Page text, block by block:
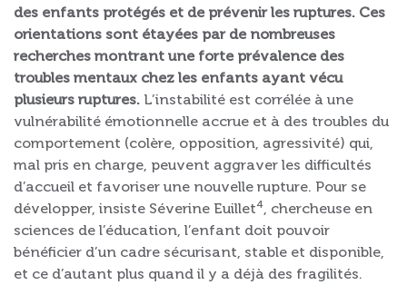
des enfants protégés et de prévenir les ruptures. Ces
orientations sont étayées par de nombreuses
recherches montrant une forte prévalence des
troubles mentaux chez les enfants ayant vécu
plusieurs ruptures. L’instabilité est corrélée à une
vulnérabilité émotionnelle accrue et à des troubles du
comportement (colère, opposition, agressivité) qui,
mal pris en charge, peuvent aggraver les difficultés
d’accueil et favoriser une nouvelle rupture. Pour se
développer, insiste Séverine Euillet4
, chercheuse en
sciences de l’éducation, l’enfant doit pouvoir
bénéficier d’un cadre sécurisant, stable et disponible,
et ce d’autant plus quand il y a déjà des fragilités.